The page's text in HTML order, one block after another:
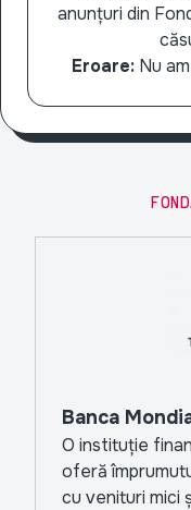
anunțuri din
Eroare: Nu
Banca
O instituție
oferă
cu venituri mici